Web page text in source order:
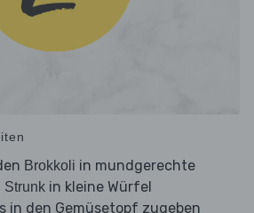
Brokkoli in mundgerechte
Strunk in kleine Würfel
in den Gemüsetopf zugeben